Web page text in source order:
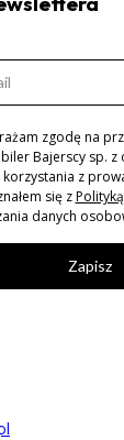
zgodę na
Bajerscy sp. z
korzystania z
się z
danych
Zapisz